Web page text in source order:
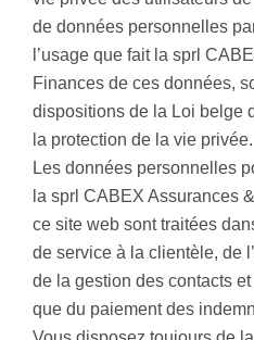
de données personnelles
l’usage que fait la sprl
Finances de ces données,
dispositions de la Loi belge
la protection de la vie privée.
Les données personnelles
la sprl CABEX Assurances
ce site web sont traitées
de service à la clientèle, de
de la gestion des contacts
que du paiement des